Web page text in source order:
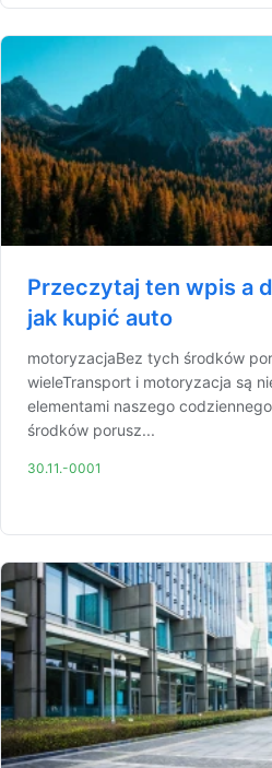
Przeczytaj ten wpis a
jak kupić auto
motoryzacjaBez tych środków
wieleTransport i motoryzacja są
elementami naszego
środków porusz...
30.11.-0001